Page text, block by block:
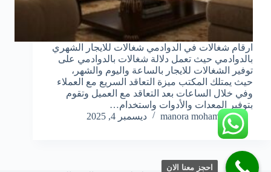
ارقام شغالات في الدوادمي شغالات للايجار الشهري
بالدوادمي حيث تعمل دلالة شغالات بالدوادمي على
توفير الشغالات للايجار بالساعة واليوم والشهر،
حيث يمتلك المكتب ميزة التعاقد السريع مع العملاء
وفي خلال الساعات بعد التعاقد مع العميل وتقوم
بتوفير المعدات والأدوات واستخدام…
manora mohamed
ديسمبر 4, 2025
احجز معنا الان